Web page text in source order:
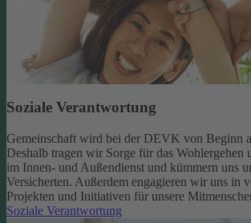
Soziale Verantwortung
Gemeinschaft wird bei der DEVK von Beginn
Deshalb tragen wir Sorge für das Wohlergehen
im Innen- und Außendienst und kümmern uns
Versicherten. Außerdem engagieren wir uns in
Projekten und Initiativen für unsere
Soziale Verantwortung